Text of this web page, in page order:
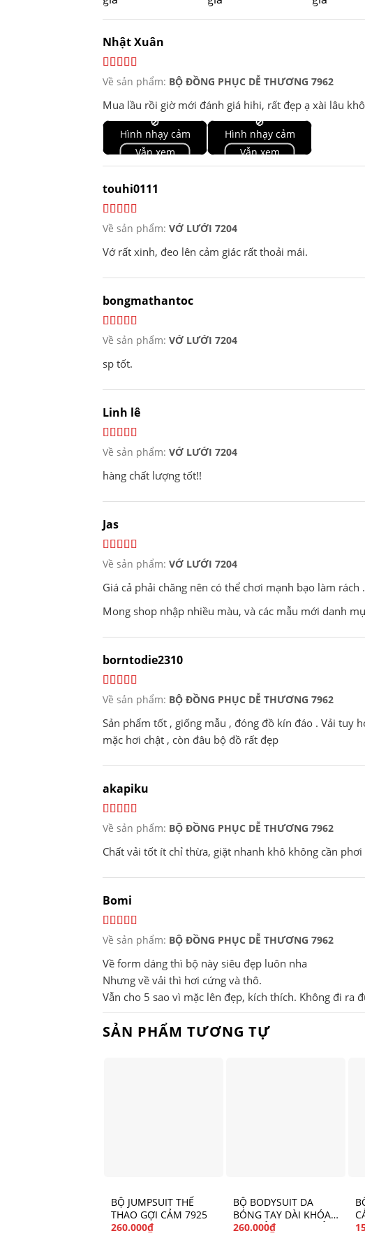
Nhật Xuân
Về sản phẩm: BỘ ĐỒNG PHỤC DỄ THƯƠNG 7962
Mua lầu rồi giờ mới đánh giá hihi, rất đẹp ạ xài lâu
🚫
Hình nhạy cảm
Vẫn xem
🚫
Hình nhạy cảm
Vẫn xem
touhi0111
Về sản phẩm: VỚ LƯỚI 7204
Vớ rất xinh, đeo lên cảm giác rất thoải mái.
bongmathantoc
Về sản phẩm: VỚ LƯỚI 7204
sp tốt.
Linh lê
Về sản phẩm: VỚ LƯỚI 7204
hàng chất lượng tốt!!
Jas
Về sản phẩm: VỚ LƯỚI 7204
Giá cả phải chăng nên có thể chơi mạnh bạo làm
Mong shop nhập nhiều màu, và các mẫu mới danh
borntodie2310
Về sản phẩm: BỘ ĐỒNG PHỤC DỄ THƯƠNG 7962
Sản phẩm tốt , giống mẫu , đóng đồ kín đáo . Vải tuy
mặc hơi chật , còn đâu bộ đồ rất đẹp
akapiku
Về sản phẩm: BỘ ĐỒNG PHỤC DỄ THƯƠNG 7962
Chất vải tốt ít chỉ thừa, giặt nhanh khô không cần
Bomi
Về sản phẩm: BỘ ĐỒNG PHỤC DỄ THƯƠNG 7962
Về form dáng thì bộ này siêu đẹp luôn nha
Nhưng về vải thì hơi cứng và thô.
Vẫn cho 5 sao vì mặc lên đẹp, kích thích. Không đi ra
SẢN PHẨM TƯƠNG TỰ
BỘ JUMPSUIT THỂ
THAO GỢI CẢM 7925
260.000₫
BỘ BODYSUIT DA
BÓNG TAY DÀI KHÓA
KÉO HỞ ĐÁY GỢI CẢM
260.000₫